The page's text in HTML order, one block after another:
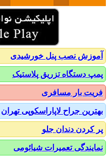
نصب پنل خورشیدی
دستگاه تزریق پلاستیک
بار مسافری
جراح لاپاراسکوپی تهران
دندان جلو
تعمیرات شیائومی